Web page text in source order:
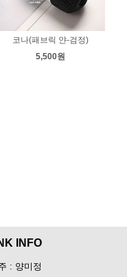
코나(패브릭 얀-검정)
5,500원
INFO
: 양미정